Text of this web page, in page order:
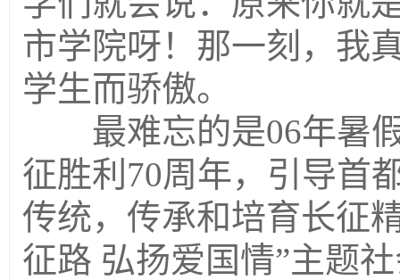
市学院呀！那一刻，我
学生而骄傲。
最难忘的是06年暑假
征胜利70周年，引导首
传统，传承和培育长征
征路 弘扬爱国情”主题